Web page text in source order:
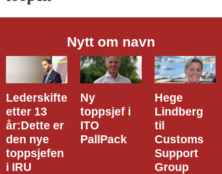
Nytt om navn
Lederskifte
etter 13
år:Dette er
den nye
toppsjefen
i IRU
Ny
toppsjef i
ITO
PallPack
Hege
Lindberg
til
Customs
Support
Group